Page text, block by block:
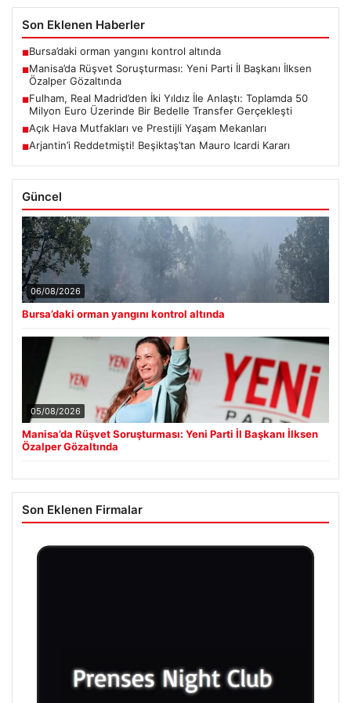
Son Eklenen Haberler
■Bursa’daki orman yangını kontrol altında
■Manisa’da Rüşvet Soruşturması: Yeni Parti İl Başkanı İlksen
Özalper Gözaltında
■Fulham, Real Madrid’den İki Yıldız İle Anlaştı: Toplamda 50
Milyon Euro Üzerinde Bir Bedelle Transfer Gerçekleşti
■Açık Hava Mutfakları ve Prestijli Yaşam Mekanları
■Arjantin’i Reddetmişti! Beşiktaş’tan Mauro Icardi Kararı
Güncel
06/08/2026
Bursa’daki orman yangını kontrol altında
05/08/2026
Manisa’da Rüşvet Soruşturması: Yeni Parti İl Başkanı İlksen
Özalper Gözaltında
Son Eklenen Firmalar